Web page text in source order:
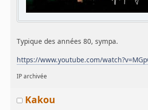
Typique des années 80, sympa.
https://www.youtube.com/
IP archivée
Kakou